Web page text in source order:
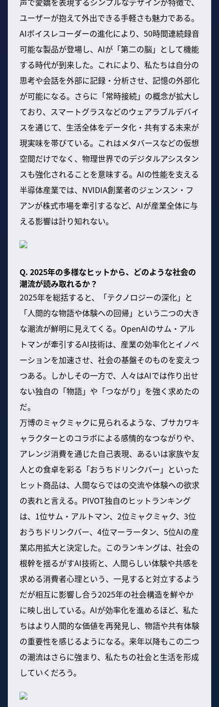
ユーザーが抱えて外出できる手軽さも魅力である。
AIボイスレコーダーの進化により、50時間連続録音
可能な製品が登場し、AIが「第二の脳」として機能
する時代が到来した。これにより、私たちは自分の
思考や会話を外部に記録・分析させ、記憶の外部化
が可能になる。さらに「常時接続」の概念が拡大し
ており、スマートグラスなどのウェアラブルデバイ
スを通じて、生活全体をデータ化・共有する未来が
現実味を帯びている。これはメタバースなどの仮想
空間だけでなく、物理世界でのデジタルアシスタン
スも強化されることを意味する。AIの性能を支える
半導体産業では、NVIDIA創業者のジェンスン・フ
アンが株式市場を牽引するなど、AIが産業全体に与
える影響は計り知れない。
Q. 2025年の多様なヒットから、どのような社会の
潮流が読み取れるか？
2025年を総括すると、「テクノロジーの深化」と
「人間的な物語や体験への回帰」という二つの大き
な潮流が鮮明に見えてくる。OpenAIのサム・アル
トマンが牽引するAI技術は、産業の効率化とイノベ
ーションを加速させ、社会の基盤そのものを変えつ
つある。しかしその一方で、人々はAIでは作り出せ
ない独自の「物語」や「つながり」を強く求めたの
だ。
万博のミャクミャクに見られるような、ブサカワキ
ャラクターとのコラボによる感情的なつながりや、
アレンジ消費を通じた自己表現、あるいは家族や友
人との食卓を彩る「おうちドリンクバー」といった
ヒット商品は、人間ならではの交流や体験への欲求
の表れと言える。PIVOT独自のヒットランキング
は、1位サム・アルトマン、2位ミャクミャク、3位
おうちドリンクバー、4位マーラータン、5位AIの産
業応用拡大と決定した。このランキングは、社会の
根幹を揺るがすAI技術と、人間らしい体験や共感を
求める消費者心理という、一見すると対立するよう
だが相互に影響し合う2025年の社会構造を鮮やか
に映し出している。AIが効率化を進めるほど、私た
ちはより人間的な価値を再発見し、物語や共有体験
の重要性を感じるようになる。来年以降もこの二つ
の潮流はさらに強まり、私たちの社会と生活を形成
していくだろう。